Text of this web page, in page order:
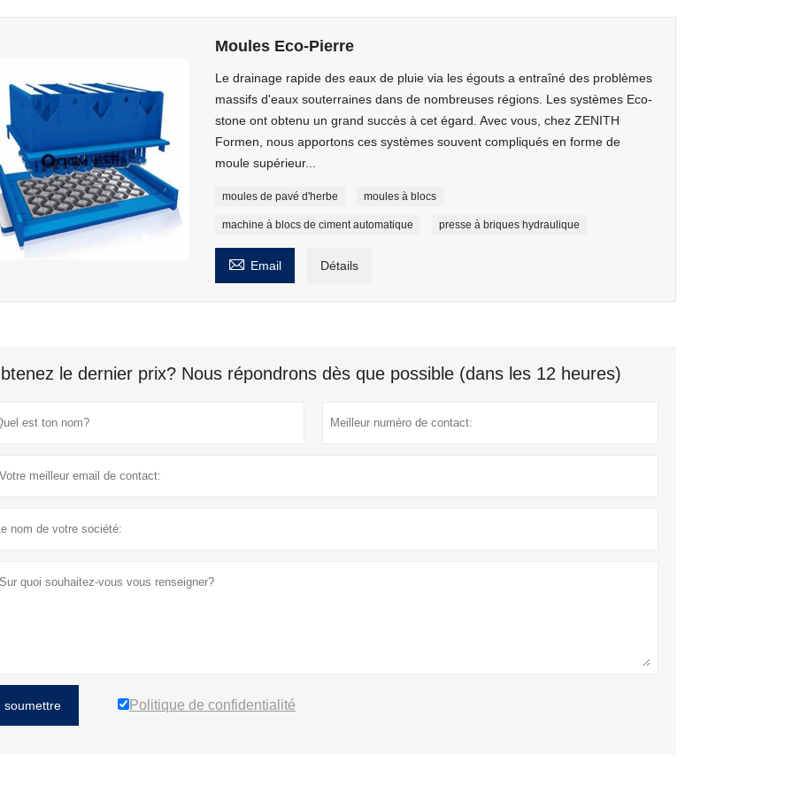
Moules Eco-Pierre
Le drainage rapide des eaux de pluie via les égouts a entraîné des problèmes
massifs d'eaux souterraines dans de nombreuses régions. Les systèmes Eco-
stone ont obtenu un grand succès à cet égard. Avec vous, chez ZENITH
Formen, nous apportons ces systèmes souvent compliqués en forme de
moule supérieur...
moules de pavé d'herbe moules à blocs
machine à blocs de ciment automatique presse à briques hydraulique
 Email Détails
le dernier prix? Nous répondrons dès que possible (dans les 12 heures)
soumettre Politique de confidentialité